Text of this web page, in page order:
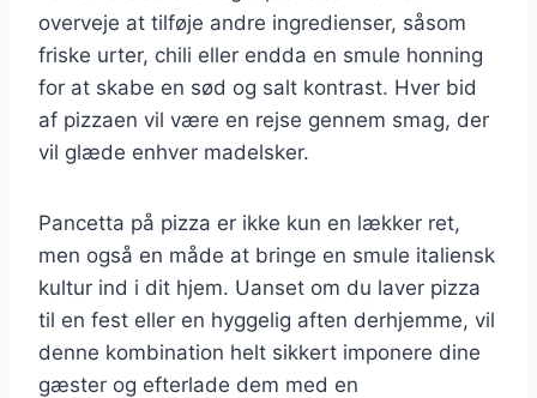
overveje at tilføje andre ingredienser, såsom
friske urter, chili eller endda en smule honning
for at skabe en sød og salt kontrast. Hver bid
af pizzaen vil være en rejse gennem smag, der
vil glæde enhver madelsker.
Pancetta på pizza er ikke kun en lækker ret,
men også en måde at bringe en smule italiensk
kultur ind i dit hjem. Uanset om du laver pizza
til en fest eller en hyggelig aften derhjemme, vil
denne kombination helt sikkert imponere dine
gæster og efterlade dem med en